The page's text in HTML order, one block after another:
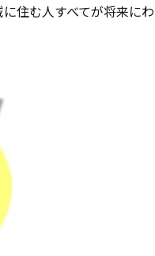
住む人すべてが将来に